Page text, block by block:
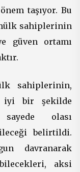
taşıyor. Bu
sahiplerinin
güven ortamı
sahiplerinin,
iyi bir şekilde
olası
belirtildi.
davranarak
aksi